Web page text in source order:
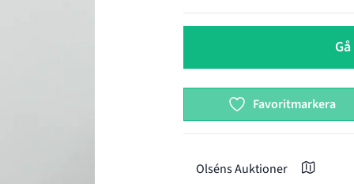
Favoritmarkera
Olséns Auktioner